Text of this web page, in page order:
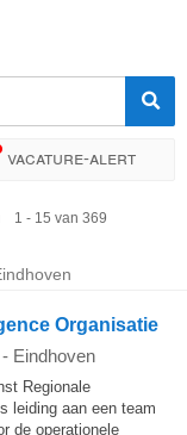
Vacature-alert
Uitzendbureau
1 - 15 van 369
Organisatie
- Eindhoven
Regionale
leiding aan een team
de operationele